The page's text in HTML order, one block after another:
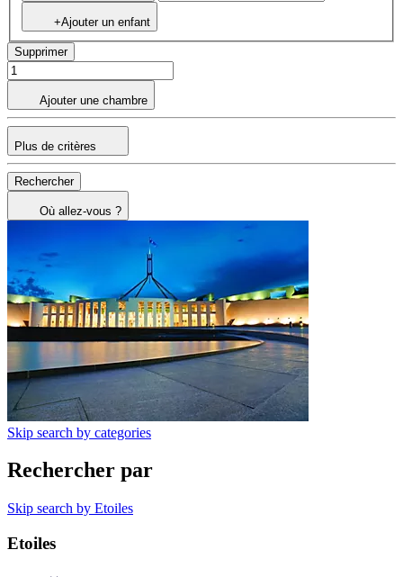
+Ajouter un enfant
Supprimer
Ajouter une chambre
Plus de critères
Rechercher
Où allez-vous ?
Skip search by categories
Rechercher par
Skip search by Etoiles
Etoiles